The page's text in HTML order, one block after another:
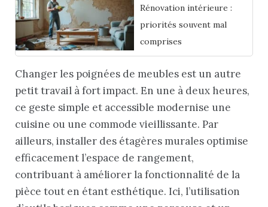
Rénovation intérieure :
priorités souvent mal
comprises
Changer les poignées de meubles est un autre
petit travail à fort impact. En une à deux heures,
ce geste simple et accessible modernise une
cuisine ou une commode vieillissante. Par
ailleurs, installer des étagères murales optimise
efficacement l’espace de rangement,
contribuant à améliorer la fonctionnalité de la
pièce tout en étant esthétique. Ici, l’utilisation